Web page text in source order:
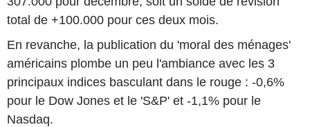
total de +100.000 pour ces deux mois.
En revanche, la publication du 'moral des ménages'
américains plombe un peu l'ambiance avec les 3
principaux indices basculant dans le rouge : -0,6%
pour le Dow Jones et le 'S&P' et -1,1% pour le
Nasdaq.